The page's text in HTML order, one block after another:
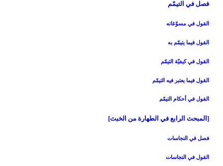
فصل في التيمّم‏
القول في مسوّغاته‏
القول فيما يتيمّم به‏
القول في كيفيّة التيمّم‏
القول فيما يعتبر فيه التيمّم‏
القول في أحكام التيمّم‏
[المبحث الرابع في الطهارة من الخبث‏]
فصل في النجاسات‏
القول في النجاسات‏